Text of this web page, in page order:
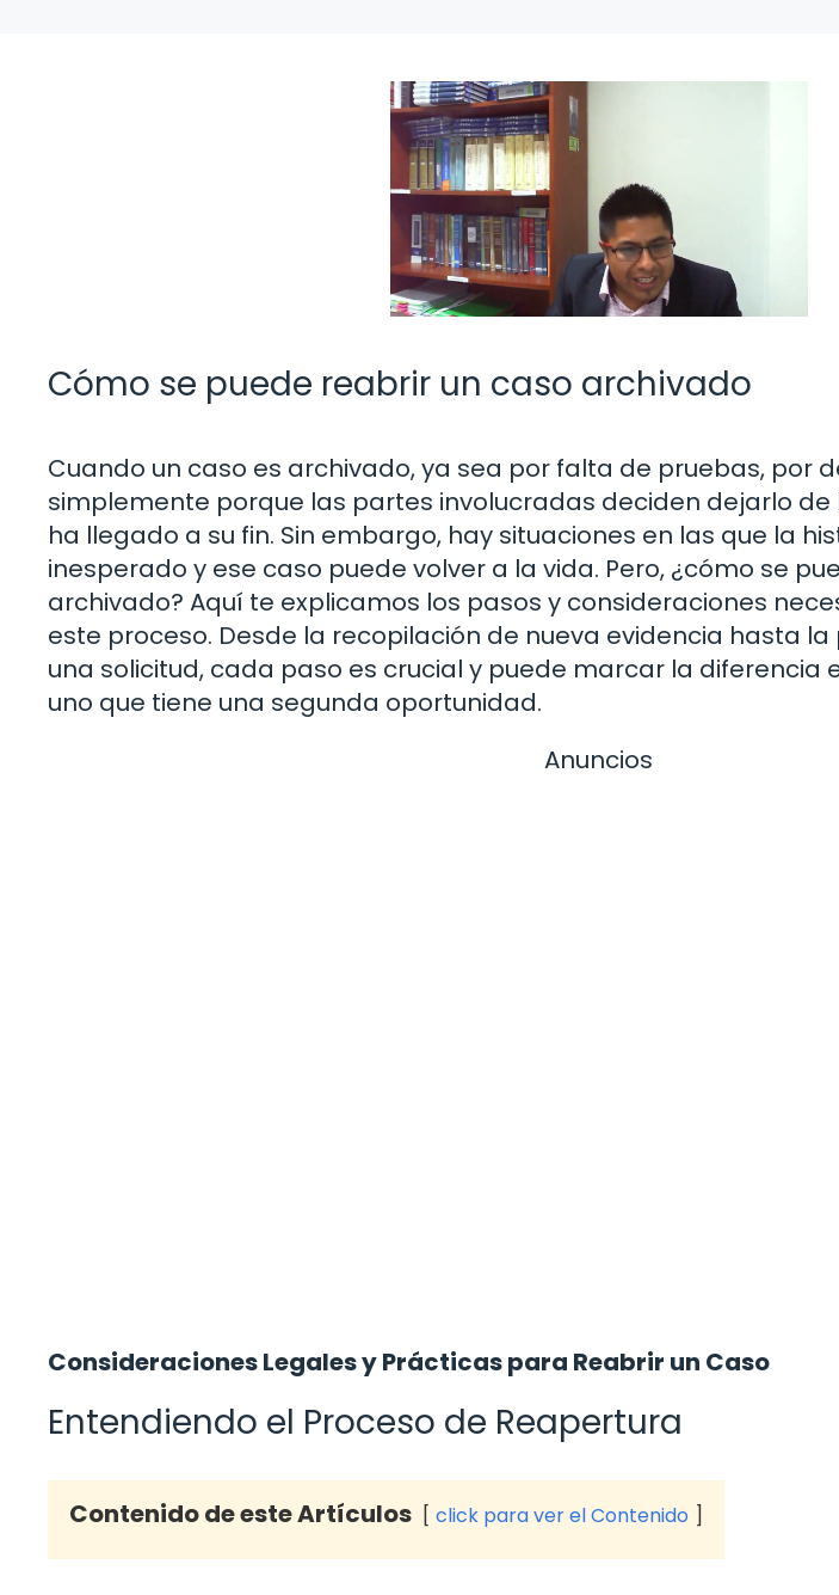
Cómo se puede reabrir un caso archivado
Cuando un caso es archivado, ya sea por falta de pruebas, por
simplemente porque las partes involucradas deciden dejarlo
ha llegado a su fin. Sin embargo, hay situaciones en las que la
inesperado y ese caso puede volver a la vida. Pero, ¿cómo se
archivado? Aquí te explicamos los pasos y consideraciones
este proceso. Desde la recopilación de nueva evidencia hasta
una solicitud, cada paso es crucial y puede marcar la diferencia
uno que tiene una segunda oportunidad.
Anuncios
Consideraciones Legales y Prácticas para Reabrir un Caso
Entendiendo el Proceso de Reapertura
Contenido de este Artículos click para ver el Contenido